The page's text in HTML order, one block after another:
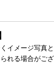
イメージ写真
れる場合がご